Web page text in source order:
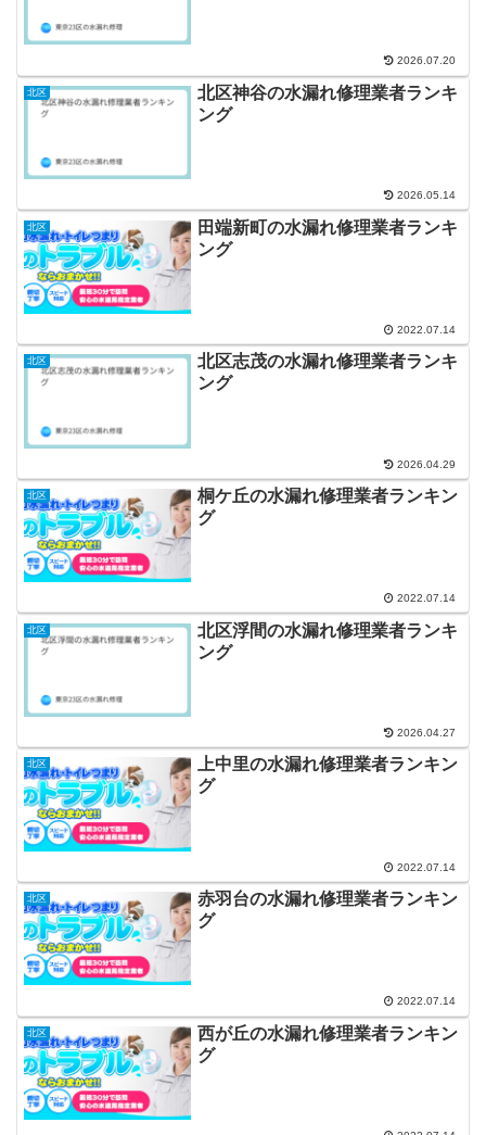
2026.07.20
北区
北区神谷の水漏れ修理業者ランキ
ング
2026.05.14
北区
田端新町の水漏れ修理業者ランキ
ング
2022.07.14
北区
北区志茂の水漏れ修理業者ランキ
ング
2026.04.29
北区
桐ケ丘の水漏れ修理業者ランキン
グ
2022.07.14
北区
北区浮間の水漏れ修理業者ランキ
ング
2026.04.27
北区
上中里の水漏れ修理業者ランキン
グ
2022.07.14
北区
赤羽台の水漏れ修理業者ランキン
グ
2022.07.14
北区
西が丘の水漏れ修理業者ランキン
グ